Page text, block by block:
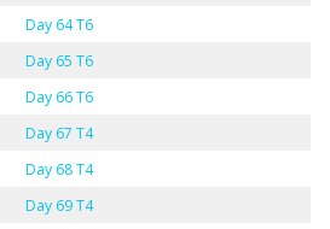
Day 64 T6
Day 65 T6
Day 66 T6
Day 67 T4
Day 68 T4
Day 69 T4